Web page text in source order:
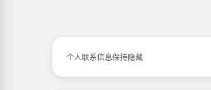
个人联系信息保持隐藏